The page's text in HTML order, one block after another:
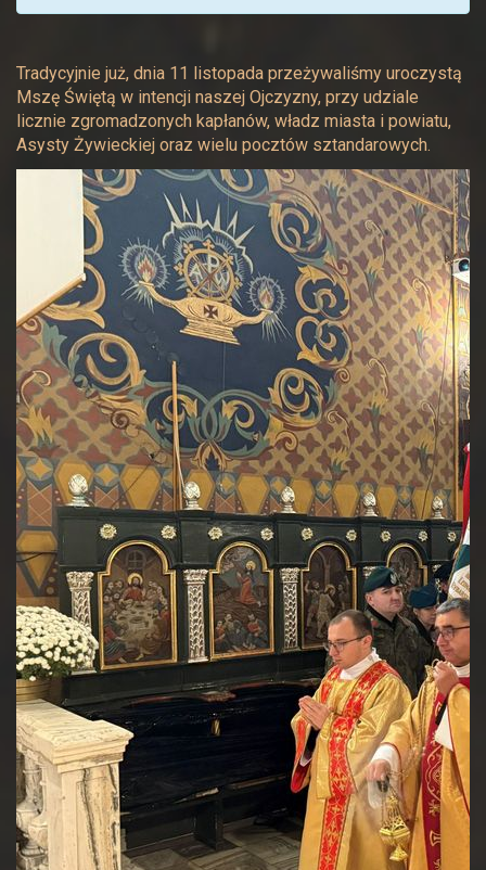
Tradycyjnie już, dnia 11 listopada przeżywaliśmy uroczystą
Mszę Świętą w intencji naszej Ojczyzny, przy udziale
licznie zgromadzonych kapłanów, władz miasta i powiatu,
Asysty Żywieckiej oraz wielu pocztów sztandarowych.